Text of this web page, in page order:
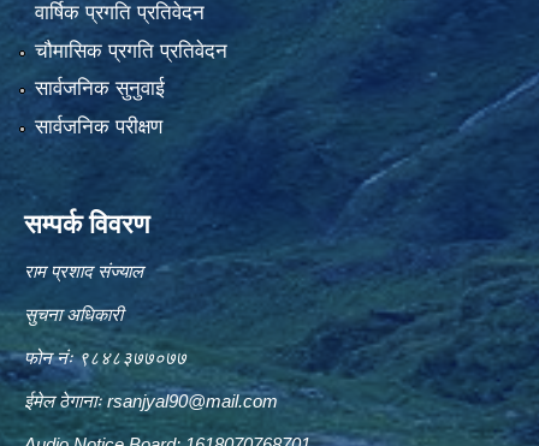
वार्षिक प्रगति प्रतिवेदन
चौमासिक प्रगति प्रतिवेदन
सार्वजनिक सुनुवाई
सार्वजनिक परीक्षण
सम्पर्क विवरण
राम प्रशाद संज्याल
सुचना अधिकारी
फोन नंः ९८४८३७७०७७
ईमेल ठेगानाःrsanjyal90@mail.com